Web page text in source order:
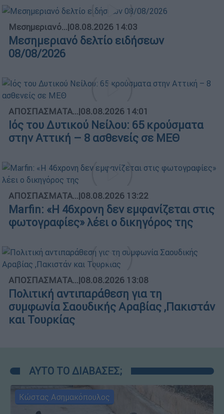
Μεσημεριανό...|08.08.2026 14:03
Μεσημεριανό δελτίο ειδήσεων
08/08/2026
ΑΠΟΣΠΑΣΜΑΤΑ...|08.08.2026 14:01
Ιός του Δυτικού Νείλου: 65 κρούσματα
στην Αττική – 8 ασθενείς σε ΜΕΘ
ΑΠΟΣΠΑΣΜΑΤΑ...|08.08.2026 13:22
Marfin: «Η 46χρονη δεν εμφανίζεται στις
φωτογραφίες» λέει ο δικηγόρος της
ΑΠΟΣΠΑΣΜΑΤΑ...|08.08.2026 13:08
Πολιτική αντιπαράθεση για τη
συμφωνία Σαουδικής Αραβίας ,Πακιστάν
και Τουρκίας
ΑΥΤΟ ΤΟ ΔΙΑΒΑΣΕΣ;
Κώστας Ασημακόπουλος